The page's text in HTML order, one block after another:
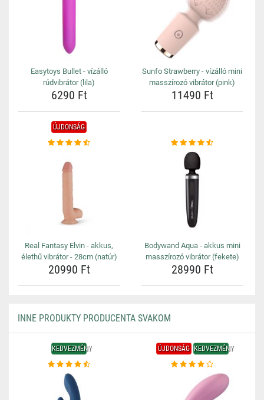
Easytoys Bullet - vízálló
rúdvibrátor (lila)
6290 Ft
Sunfo Strawberry - vízálló mini
masszírozó vibrátor (pink)
11490 Ft
ÚJDONSÁG
Real Fantasy Elvin - akkus,
élethű vibrátor - 28cm (natúr)
20990 Ft
Bodywand Aqua - akkus mini
masszírozó vibrátor (fekete)
28990 Ft
INNE PRODUKTY PRODUCENTA SVAKOM
KEDVEZMÉNY ÚJDONSÁG KEDVEZMÉNY